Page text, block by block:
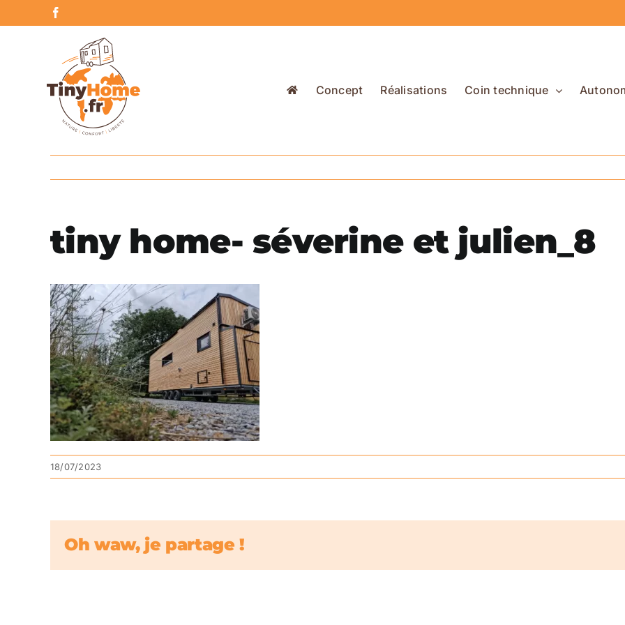
to
Concept Réalisations Coin technique
tiny home- séverine et julien_8
18/07/2023
Oh waw, je partage !